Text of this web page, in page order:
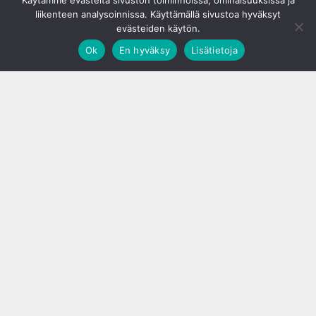
liikenteen analysoinnissa. Käyttämällä sivustoa hyväksyt
evästeiden käytön.
Ok
En hyväksy Lisätietoja